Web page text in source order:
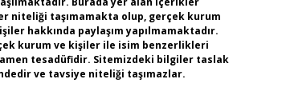
niteliği taşımamakta olup, gerçek kurum
hakkında paylaşım yapılmamaktadır.
kurum ve kişiler ile isim benzerlikleri
tesadüfidir. Sitemizdeki bilgiler taslak
ve tavsiye niteliği taşımazlar.